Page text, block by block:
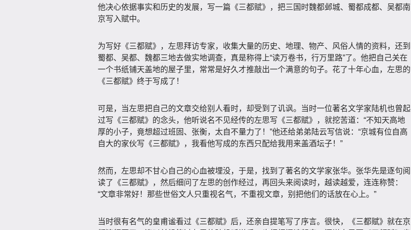
他决心依据事实和历史的发展，写一篇《三都赋》，把三国时魏都邺城、蜀都成都、吴都南
京写入赋中。
为写好《三都赋》，左思拜访专家，收集大量的历史、地理、物产、风俗人情的资料，还到
蜀都、吴都、魏都三地去做实地调查，真是称得上“读万卷书，行万里路”了。他把自己关在
一个书纸铺天盖地的屋子里，常常是好久才推敲出一个满意的句子。花了十年心血，左思的
《三都赋》终于写成了！
可是，当左思把自己的文章交给别人看时，却受到了讥讽。当时一位著名文学家陆机也曾起
过写《三都赋》的念头，他听说名不见经传的左思写《三都赋》，就挖苦道：“不知天高地
厚的小子，竟想超过班固、张衡，太自不量力了！”他还给弟弟陆云写信说：“京城有位自高
自大的家伙写《三都赋》，我看他写成的东西只配给我用来盖酒坛子！”
然而，左思却不甘心自己的心血被埋没，于是，找到了著名的文学家张华。张华先是逐句阅
读了《三都赋》，然后细问了左思的创作经过，再回头来阅读时，越读越爱，连连称赞：
“文章非常好！那些世俗文人只重视名气，不重视文章，别把他们的话放在心上。”
当时很有名气的皇甫谧看过《三都赋》后，还亲自提笔写了序言。很快，《三都赋》就在京